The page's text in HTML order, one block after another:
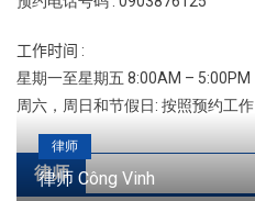
工作时间 :
星期一至星期五 8:00AM – 5:00PM
周六，周日和节假日: 按照预约工作
律师
律师
律师 Công Vinh